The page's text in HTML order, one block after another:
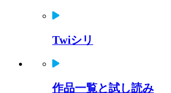
Twiシリ
作品一覧と試し読み